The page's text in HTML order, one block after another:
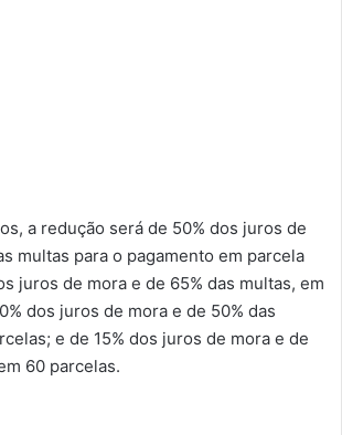
a redução será de 50% dos juros de
multas para o pagamento em parcela
juros de mora e de 65% das multas, em
dos juros de mora e de 50% das
e de 15% dos juros de mora e de
60 parcelas.